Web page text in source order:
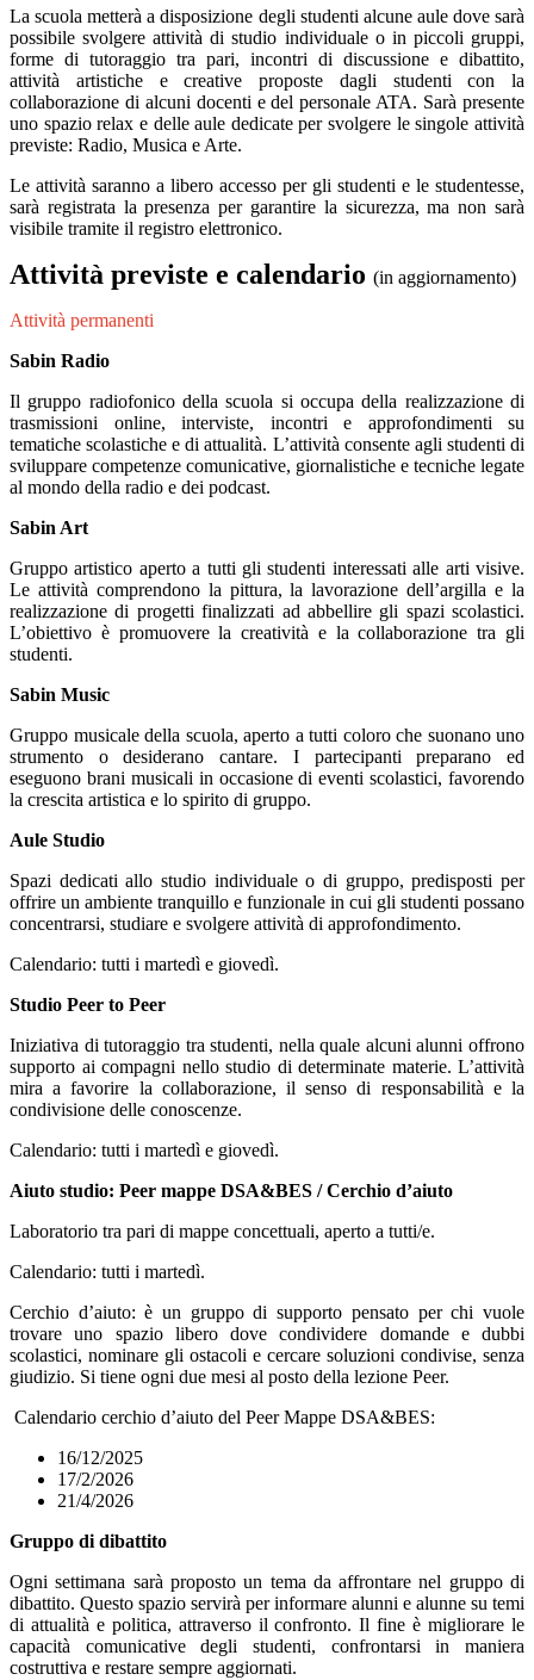
La scuola metterà a disposizione degli studenti alcune aule dove sarà
possibile svolgere attività di studio individuale o in piccoli gruppi,
forme di tutoraggio tra pari, incontri di discussione e dibattito,
attività artistiche e creative proposte dagli studenti con la
collaborazione di alcuni docenti e del personale ATA. Sarà presente
uno spazio relax e delle aule dedicate per svolgere le singole attività
previste: Radio, Musica e Arte.
Le attività saranno a libero accesso per gli studenti e le studentesse,
sarà registrata la presenza per garantire la sicurezza, ma non sarà
visibile tramite il registro elettronico.
Attività previste e calendario (in aggiornamento)
Attività permanenti
Sabin Radio
Il gruppo radiofonico della scuola si occupa della realizzazione di
trasmissioni online, interviste, incontri e approfondimenti su
tematiche scolastiche e di attualità. L’attività consente agli studenti di
sviluppare competenze comunicative, giornalistiche e tecniche legate
al mondo della radio e dei podcast.
Sabin Art
Gruppo artistico aperto a tutti gli studenti interessati alle arti visive.
Le attività comprendono la pittura, la lavorazione dell’argilla e la
realizzazione di progetti finalizzati ad abbellire gli spazi scolastici.
L’obiettivo è promuovere la creatività e la collaborazione tra gli
studenti.
Sabin Music
Gruppo musicale della scuola, aperto a tutti coloro che suonano uno
strumento o desiderano cantare. I partecipanti preparano ed
eseguono brani musicali in occasione di eventi scolastici, favorendo
la crescita artistica e lo spirito di gruppo.
Aule Studio
Spazi dedicati allo studio individuale o di gruppo, predisposti per
offrire un ambiente tranquillo e funzionale in cui gli studenti possano
concentrarsi, studiare e svolgere attività di approfondimento.
Calendario: tutti i martedì e giovedì.
Studio Peer to Peer
Iniziativa di tutoraggio tra studenti, nella quale alcuni alunni offrono
supporto ai compagni nello studio di determinate materie. L’attività
mira a favorire la collaborazione, il senso di responsabilità e la
condivisione delle conoscenze.
Calendario: tutti i martedì e giovedì.
Aiuto studio: Peer mappe DSA&BES / Cerchio d’aiuto
Laboratorio tra pari di mappe concettuali, aperto a tutti/e.
Calendario: tutti i martedì.
Cerchio d’aiuto: è un gruppo di supporto pensato per chi vuole
trovare uno spazio libero dove condividere domande e dubbi
scolastici, nominare gli ostacoli e cercare soluzioni condivise, senza
giudizio. Si tiene ogni due mesi al posto della lezione Peer.
Calendario cerchio d’aiuto del Peer Mappe DSA&BES:
16/12/2025
17/2/2026
21/4/2026
Gruppo di dibattito
Ogni settimana sarà proposto un tema da affrontare nel gruppo di
dibattito. Questo spazio servirà per informare alunni e alunne su temi
di attualità e politica, attraverso il confronto. Il fine è migliorare le
capacità comunicative degli studenti, confrontarsi in maniera
costruttiva e restare sempre aggiornati.